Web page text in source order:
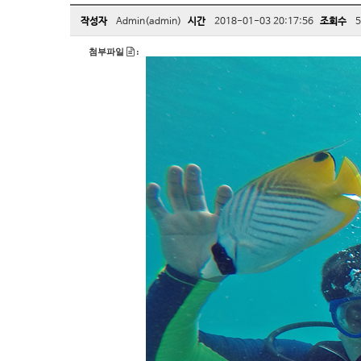
작성자 Admin(admin) 시간 2018-01-03 20:17:56 조회수
첨부파일 :